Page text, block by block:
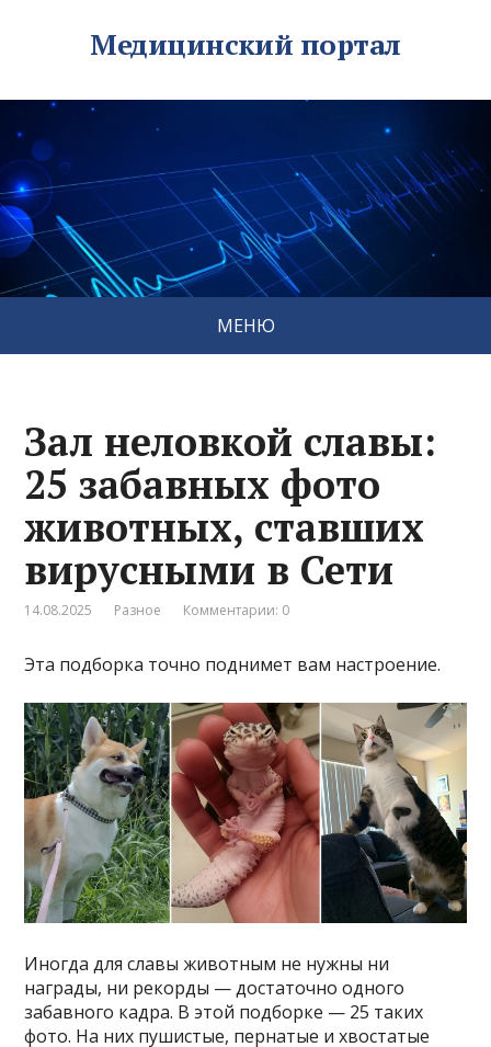
Медицинский портал
МЕНЮ
Зал неловкой славы:
25 забавных фото
животных, ставших
вирусными в Сети
14.08.2025 Разное Комментарии: 0
Эта подборка точно поднимет вам настроение.
Иногда для славы животным не нужны ни
награды, ни рекорды — достаточно одного
забавного кадра. В этой подборке — 25 таких
фото. На них пушистые, пернатые и хвостатые